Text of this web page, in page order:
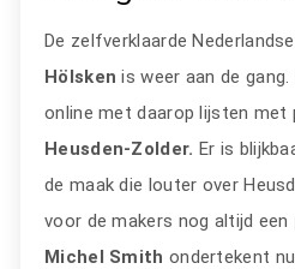
De zelfverklaarde
Hölskenis weer aan de
online met daarop lijsten met
Heusden-Zolder. Er is
de maak die louter over
voor de makers nog altijd een
Michel Smith ondertekent